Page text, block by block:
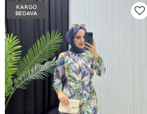
KARGO
BEDAVA